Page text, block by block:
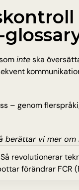
inte ska
– genom
berättar vi mer om
revolutionerar
förändrar FCR